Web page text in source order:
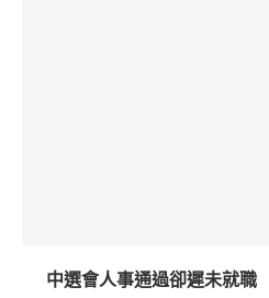
中選會人事通過卻遲未就